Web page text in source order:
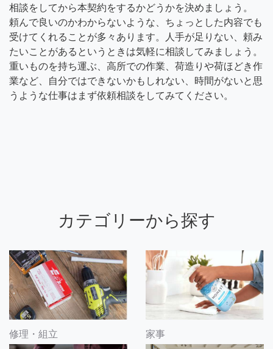
相談をしてから本契約をするかどうかを決めましょう。
頼んで良いのかわからないような、ちょっとした内容でも
受けてくれることが多々あります。人手が足りない、頼み
たいことがあるというときは気軽に相談してみましょう。
重いものを持ち運ぶ、高所での作業、荷造りや荷ほどき作
業など、自分ではできないかもしれない、時間がないと思
うような仕事はまず依頼相談をしてみてください。
カテゴリーから探す
修理・組立 家事